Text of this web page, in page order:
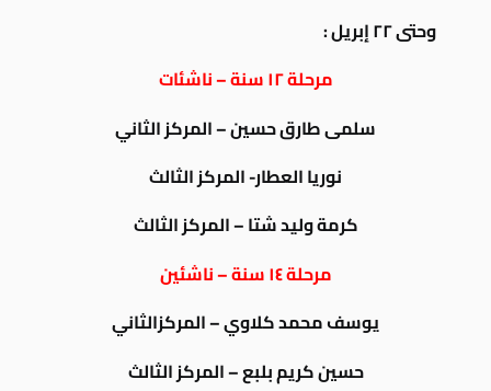
وحتى ٢٢ إبريل :
مرحلة ١٢ سنة – ناشئات
سلمى طارق حسين – المركز الثاني
نوريا العطار- المركز الثالث
كرمة وليد شتا – المركز الثالث
مرحلة ١٤ سنة – ناشئين
يوسف محمد كلاوي – المركزالثاني
حسين كريم بلبع – المركز الثالث